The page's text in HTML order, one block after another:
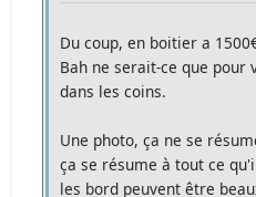
Du coup, en boitier a
Bah ne serait-ce que pour
dans les coins.
Une photo, ça ne se
ça se résume à tout ce
les bord peuvent être